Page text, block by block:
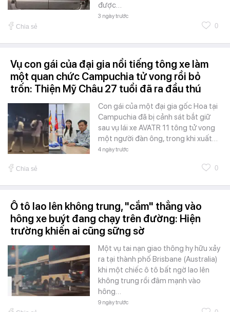
được…
3 ngày trước
Chia sẻ 0
Vụ con gái của đại gia nổi tiếng tông xe làm
một quan chức Campuchia tử vong rồi bỏ
trốn: Thiện Mỹ Châu 27 tuổi đã ra đầu thú
Con gái của một đại gia gốc Hoa tại
Campuchia đã bị cảnh sát bắt giữ
sau vụ lái xe AVATR 11 tông tử vong
một người đàn ông, trong khi xuất…
4 ngày trước
Chia sẻ 0
Ô tô lao lên không trung, "cắm" thẳng vào
hông xe buýt đang chạy trên đường: Hiện
trường khiến ai cũng sững sờ
Một vụ tai nạn giao thông hy hữu xảy
ra tại thành phố Brisbane (Australia)
khi một chiếc ô tô bất ngờ lao lên
không trung rồi đâm mạnh vào
hông…
9 ngày trước